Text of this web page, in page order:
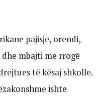
pajisje, orendi,
mbajti me rrogë
të kësaj shkolle.
ishte